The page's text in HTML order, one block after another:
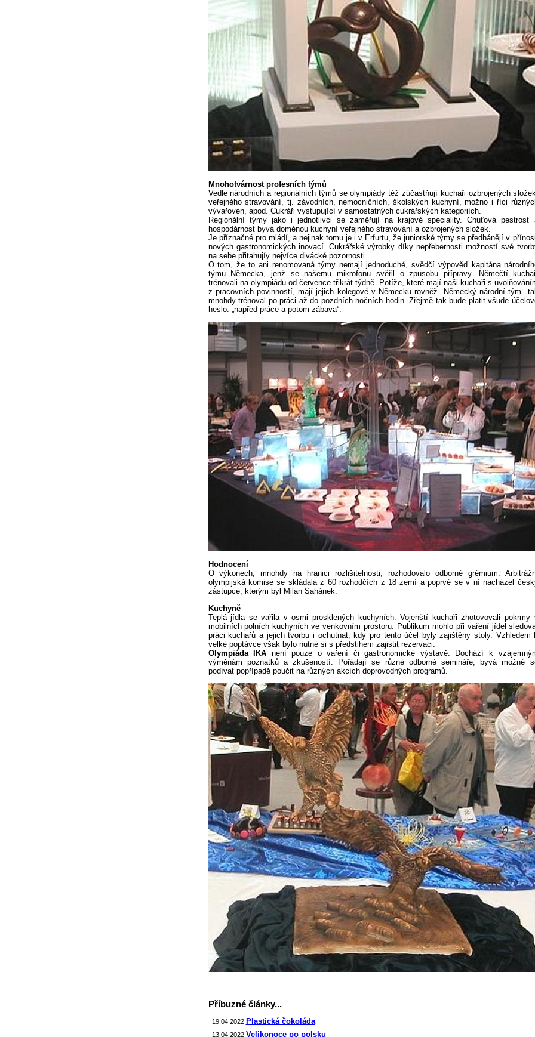
Mnohotvárnost profesních týmů
Vedle národních a regionálních týmů se olympiády též zúčastňují kuchaři ozbrojených
veřejného stravování, tj. závodních, nemocničních, školských kuchyní, možno i říci
vývařoven, apod. Cukráři vystupující v samostatných cukrářských kategoriích.
Regionální týmy jako i jednotlivci se zaměřují na krajové speciality. Chuťová pestrost
hospodárnost byvá doménou kuchyní veřejného stravování a ozbrojených složek.
Je příznačné pro mládí, a nejinak tomu je i v Erfurtu, že juniorské týmy se předhánějí v
nových gastronomických inovací. Cukrářské výrobky díky nepřebernosti možností své
na sebe přitahujíy nejvíce divácké pozornosti.
O tom, že to ani renomovaná týmy nemají jednoduché, svědčí výpověď kapitána
týmu Německa, jenž se našemu mikrofonu svěřil o způsobu přípravy. Němečtí
trénovali na olympiádu od července třikrát týdně. Potíže, které mají naši kuchaři s
z pracovních povinností, mají jejich kolegové v Německu rovněž. Německý národní tým
mnohdy trénoval po práci až do pozdních nočních hodin. Zřejmě tak bude platit všude
heslo: „napřed práce a potom zábava“.
Hodnocení
O výkonech, mnohdy na hranici rozlišitelnosti, rozhodovalo odborné grémium.
olympijská komise se skládala z 60 rozhodčích z 18 zemí a poprvé se v ní nacházel
zástupce, kterým byl Milan Sahánek.
Kuchyně
Teplá jídla se vařila v osmi prosklených kuchyních. Vojenští kuchaři zhotovovali pokrmy
mobilních polních kuchyních ve venkovním prostoru. Publikum mohlo při vaření jídel
práci kuchařů a jejich tvorbu i ochutnat, kdy pro tento účel byly zajištěny stoly. Vzhledem
velké poptávce však bylo nutné si s předstihem zajistit rezervaci.
Olympiáda IKA není pouze o vaření či gastronomické výstavě. Dochází k
výměnám poznatků a zkušeností. Pořádají se různé odborné semináře, byvá možné
podívat popřípadě poučit na různých akcích doprovodných programů.
Příbuzné články...
19.04.2022 Plastická čokoláda
13.04.2022 Velikonoce po polsku